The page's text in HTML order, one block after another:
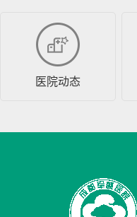
医院动态